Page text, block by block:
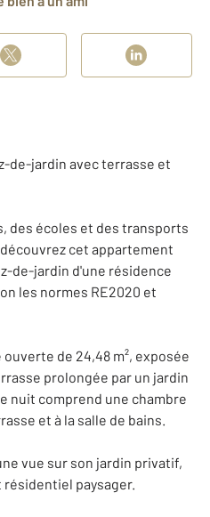
de-jardin avec terrasse et
des écoles et des transports
cet appartement
de-jardin d'une résidence
les normes RE2020 et
de 24,48 m², exposée
prolongée par un jardin
nuit comprend une chambre
et à la salle de bains.
vue sur son jardin privatif,
paysager.